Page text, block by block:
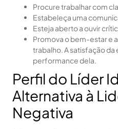
Procure trabalhar com
Estabeleça uma
Esteja aberto a ouvir
Promova o bem-estar e
trabalho. A satisfação
performance dela.
Perfil do Líder
Alternativa à
Negativa